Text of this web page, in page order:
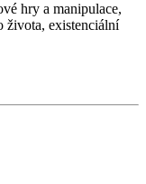
é hry a manipulace,
života, existenciální